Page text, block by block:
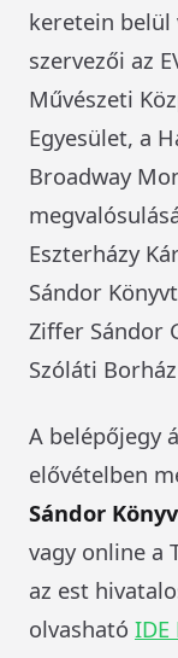
keretein belül
szervezői az
Művészeti
Egyesület, a
Broadway
Eszterházy
Sándor
Ziffer Sándor
Szóláti
A belépőjegy
elővételben
Sándor
vagy online a
az est
olvasható IDE